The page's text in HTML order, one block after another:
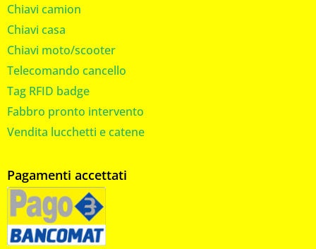
Chiavi camion
Chiavi casa
Chiavi moto/scooter
Telecomando cancello
Tag RFID badge
Fabbro pronto intervento
Vendita lucchetti e catene
Pagamenti accettati